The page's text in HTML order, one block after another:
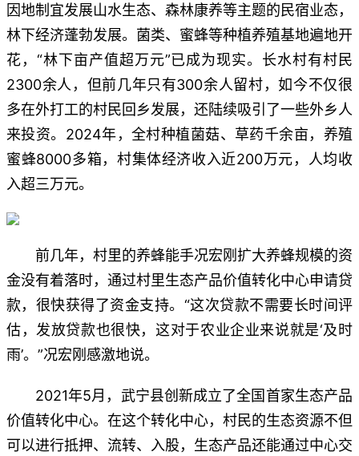
因地制宜发展山水生态、森林康养等主题的民宿业态，
林下经济蓬勃发展。菌类、蜜蜂等种植养殖基地遍地开
花，“林下亩产值超万元”已成为现实。长水村有村民
2300余人，但前几年只有300余人留村，如今不仅很
多在外打工的村民回乡发展，还陆续吸引了一些外乡人
来投资。2024年，全村种植菌菇、草药千余亩，养殖
蜜蜂8000多箱，村集体经济收入近200万元，人均收
入超三万元。
前几年，村里的养蜂能手况宏刚扩大养蜂规模的资
金没有着落时，通过村里生态产品价值转化中心申请贷
款，很快获得了资金支持。“这次贷款不需要长时间评
估，发放贷款也很快，这对于农业企业来说就是‘及时
雨’。”况宏刚感激地说。
2021年5月，武宁县创新成立了全国首家生态产品
价值转化中心。在这个转化中心，村民的生态资源不但
可以进行抵押、流转、入股，生态产品还能通过中心交